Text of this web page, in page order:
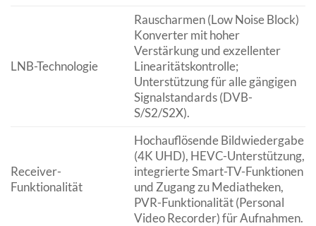
LNB-Technologie
Rauscharmen (Low Noise Block)
Konverter mit hoher
Verstärkung und exzellenter
Linearitätskontrolle;
Unterstützung für alle gängigen
Signalstandards (DVB-
S/S2/S2X).
Receiver-
Funktionalität
Hochauflösende Bildwiedergabe
(4K UHD), HEVC-Unterstützung,
integrierte Smart-TV-Funktionen
und Zugang zu Mediatheken,
PVR-Funktionalität (Personal
Video Recorder) für Aufnahmen.